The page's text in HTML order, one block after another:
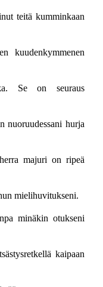
teitä kumminkaan
kuudenkymmenen
Se on seuraus
nuoruudessani hurja
majuri on ripeä
mielihuvitukseni.
minäkin otukseni
kaipaan